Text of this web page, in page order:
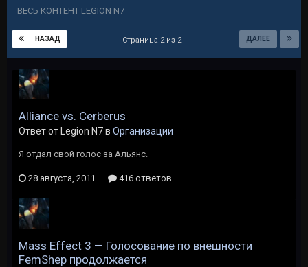
ВЕСЬ КОНТЕНТ LEGION N7
НАЗАД ДАЛЕЕ
Страница 2 из 2
Alliance vs. Cerberus
Ответ от Legion N7 в Организации
Я отдал свой голос за Альянс.
28 августа, 2011 416 ответов
Mass Effect 3 — Голосование по внешности
FemShep продолжается